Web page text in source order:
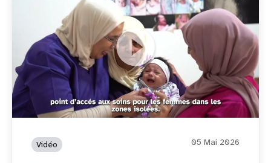
Sauver des vies, transformer l'avenir : le rôle crucial des
sages-femmes
Vidéo 05 Mai 2026